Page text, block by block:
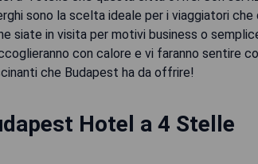
sono la scelta ideale per i viaggiatori che
siate in visita per motivi business o
con calore e vi faranno sentire
che Budapest ha da offrire!
Hotel a 4 Stelle